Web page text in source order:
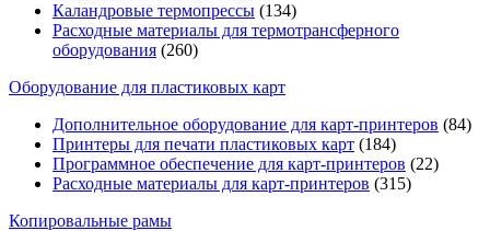
Каландровые термопрессы (134)
Расходные материалы для термотрансферного
оборудования (260)
Оборудование для пластиковых карт
Дополнительное оборудование для карт-принтеров (84)
Принтеры для печати пластиковых карт (184)
Программное обеспечение для карт-принтеров (22)
Расходные материалы для карт-принтеров (315)
Копировальные рамы